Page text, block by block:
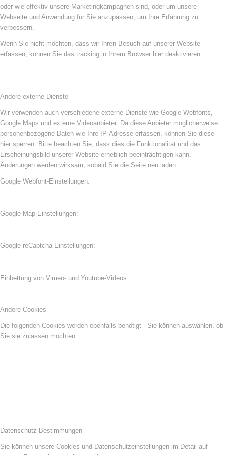
oder wie effektiv unsere Marketingkampagnen sind, oder um unsere
Webseite und Anwendung für Sie anzupassen, um Ihre Erfahrung zu
verbessern.
Wenn Sie nicht möchten, dass wir Ihren Besuch auf unserer Website
erfassen, können Sie das tracking in Ihrem Browser hier deaktivieren:
Andere externe Dienste
Wir verwenden auch verschiedene externe Dienste wie Google Webfonts,
Google Maps und externe Videoanbieter. Da diese Anbieter möglicherweise
personenbezogene Daten wie Ihre IP-Adresse erfassen, können Sie diese
hier sperren. Bitte beachten Sie, dass dies die Funktionalität und das
Erscheinungsbild unserer Website erheblich beeinträchtigen kann.
Änderungen werden wirksam, sobald Sie die Seite neu laden.
Google Webfont-Einstellungen:
Google Map-Einstellungen:
Google reCaptcha-Einstellungen:
Einbettung von Vimeo- und Youtube-Videos:
Andere Cookies
Die folgenden Cookies werden ebenfalls benötigt - Sie können auswählen, ob
Sie sie zulassen möchten:
Datenschutz-Bestimmungen
Sie können unsere Cookies und Datenschutzeinstellungen im Detail auf